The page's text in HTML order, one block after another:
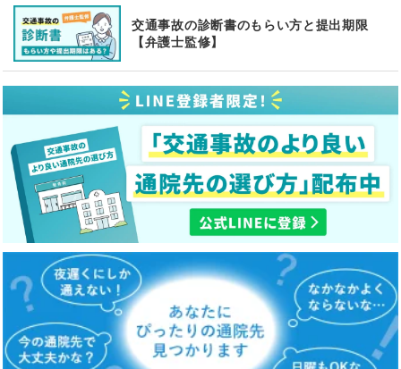
交通事故の診断書のもらい方と提出期限
【弁護士監修】